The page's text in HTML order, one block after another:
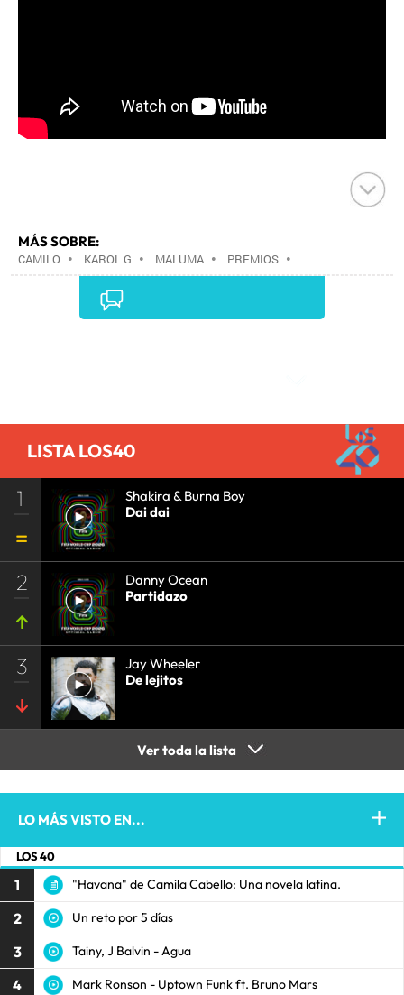
MÁS SOBRE:
CAMILO • KAROL G • MALUMA • PREMIOS •
•SOCIEDAD•
LISTA LOS40
1
Shakira & Burna Boy
Dai dai
2
Danny Ocean
Partidazo
3
Jay Wheeler
De lejitos
Ver toda la lista
LO MÁS VISTO EN...
LOS 40
1 "Havana" de Camila Cabello: Una novela latina.
2 Un reto por 5 días
3 Tainy, J Balvin - Agua
4 Mark Ronson - Uptown Funk ft. Bruno Mars